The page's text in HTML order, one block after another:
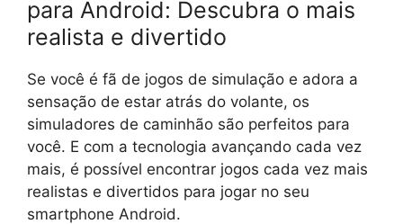
para Android: Descubra o mais
realista e divertido
Se você é fã de jogos de simulação e adora a
sensação de estar atrás do volante, os
simuladores de caminhão são perfeitos para
você. E com a tecnologia avançando cada vez
mais, é possível encontrar jogos cada vez mais
realistas e divertidos para jogar no seu
smartphone Android.